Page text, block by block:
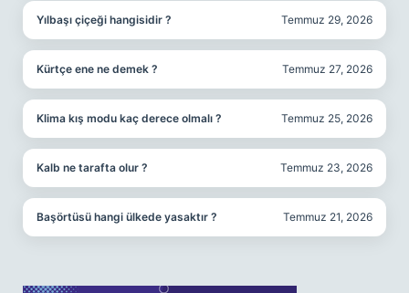
Yılbaşı çiçeği hangisidir ? Temmuz 29, 2026
Kürtçe ene ne demek ? Temmuz 27, 2026
Klima kış modu kaç derece olmalı ? Temmuz 25, 2026
Kalb ne tarafta olur ? Temmuz 23, 2026
Başörtüsü hangi ülkede yasaktır ? Temmuz 21, 2026